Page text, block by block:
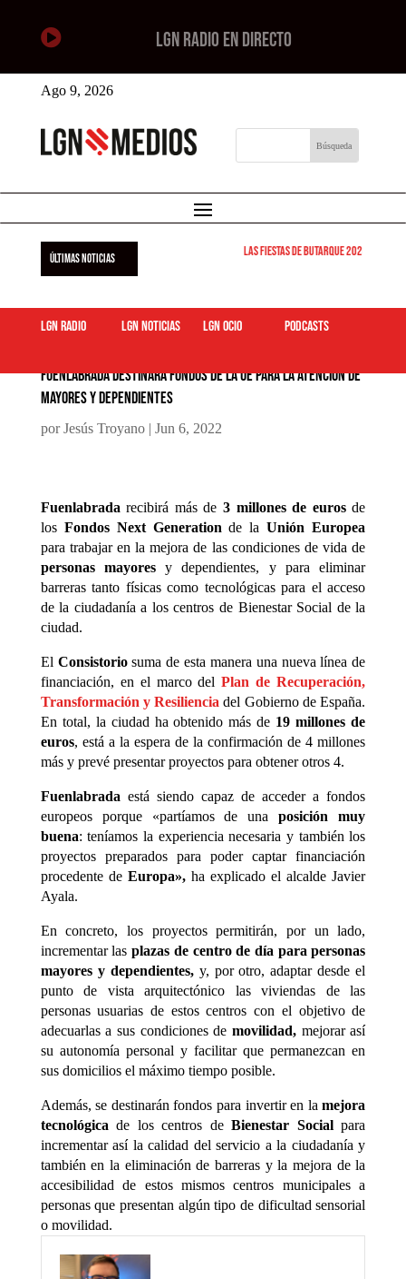
 LGN RADIO EN DIRECTO
Ago 9, 2026
ÚLTIMAS NOTICIAS Las Fiestas de Butarque 2026 arrancan
LGN Radio LGN Noticias LGN ocio podcasts
Fuenlabrada destinará fondos de la UE para la atención de
mayores y dependientes
porJesús Troyano| Jun 6, 2022
Fuenlabradarecibirá más de 3 millones de eurosde
los Fondos Next Generationde laUnión Europea
para trabajar en la mejora de las condiciones de vida de
personas mayores y dependientes, y para eliminar
barreras tanto físicas como tecnológicas para el acceso
de la ciudadanía a los centros de Bienestar Social de la
ciudad.
El Consistoriosuma de esta manera una nueva línea de
financiación, en el marco delPlan de Recuperación,
Transformación y Resiliencia del Gobierno de España.
En total, la ciudad ha obtenido más de 19 millones de
euros, está a la espera de la confirmación de 4 millones
más y prevé presentar proyectos para obtener otros 4.
Fuenlabradaestá siendo capaz de acceder a fondos
europeos porque «partíamos de unaposición muy
buena: teníamos la experiencia necesaria y también los
proyectos preparados para poder captar financiación
procedente de Europa»,ha explicado el alcalde Javier
Ayala.
En concreto, los proyectos permitirán, por un lado,
incrementar lasplazas de centro de día para personas
mayores y dependientes,y, por otro, adaptar desde el
punto de vista arquitectónico las viviendas de las
personas usuarias de estos centros con el objetivo de
adecuarlas a sus condiciones de movilidad,mejorar así
su autonomía personal y facilitar que permanezcan en
sus domicilios el máximo tiempo posible.
Además, se destinarán fondos para invertir en lamejora
tecnológicade los centros deBienestar Socialpara
incrementar así la calidad del servicio a la ciudadanía y
también en la eliminación de barreras y la mejora de la
accesibilidad de estos mismos centros municipales a
personas que presentan algún tipo de dificultad sensorial
o movilidad.